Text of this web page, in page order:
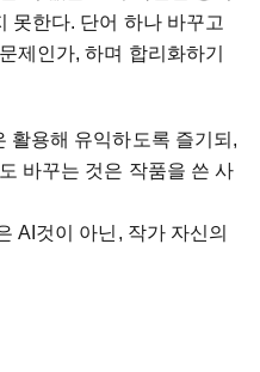
못한다. 단어 하나 바꾸고
제인가, 하며 합리화하기
활용해 유익하도록 즐기되,
바꾸는 것은 작품을 쓴 사
AI것이 아닌, 작가 자신의